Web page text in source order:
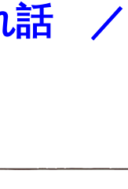
話